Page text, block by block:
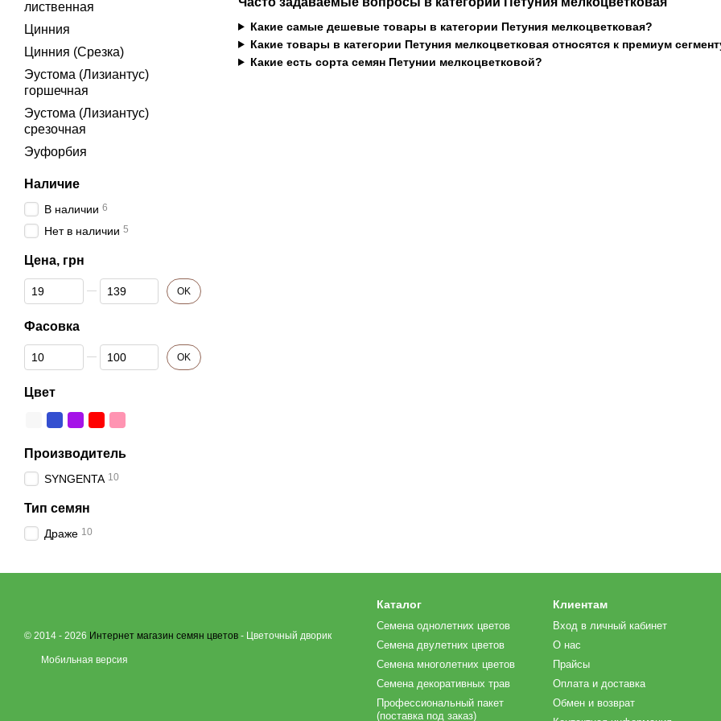
Какие самые дешевые товары в категории Петуния мелкоцветковая?
Какие товары в категории Петуния мелкоцветковая относятся к премиум
Какие есть сорта семян Петунии мелкоцветковой?
лиственная
Цинния
Цинния (Срезка)
Эустома (Лизиантус)
горшечная
Эустома (Лизиантус)
срезочная
Эуфорбия
Наличие
В наличии 6
Нет в наличии 5
Цена, грн
От Цена, грн
До Цена, грн OK
Фасовка
От Фасовка
До Фасовка OK
Цвет
Производитель
SYNGENTA 10
Тип семян
Драже 10
© 2014 - 2026 Интернет магазин семян цветов - Цветочный дворик
Мобильная версия
Каталог
Семена однолетних цветов
Семена двулетних цветов
Семена многолетних цветов
Семена декоративных трав
Профессиональный пакет
(поставка под заказ)
Клиентам
Вход в личный кабинет
О нас
Прайсы
Оплата и доставка
Обмен и возврат